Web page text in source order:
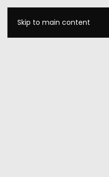
Skip to main content